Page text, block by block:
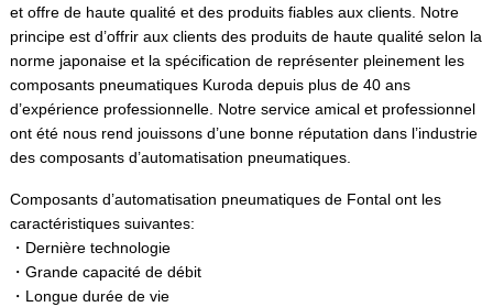
et offre de haute qualité et des produits fiables aux clients. Notre
principe est d’offrir aux clients des produits de haute qualité selon la
norme japonaise et la spécification de représenter pleinement les
composants pneumatiques Kuroda depuis plus de 40 ans
d’expérience professionnelle. Notre service amical et professionnel
ont été nous rend jouissons d’une bonne réputation dans l’industrie
des composants d’automatisation pneumatiques.
Composants d’automatisation pneumatiques de Fontal ont les
caractéristiques suivantes:
・Dernière technologie
・Grande capacité de débit
・Longue durée de vie